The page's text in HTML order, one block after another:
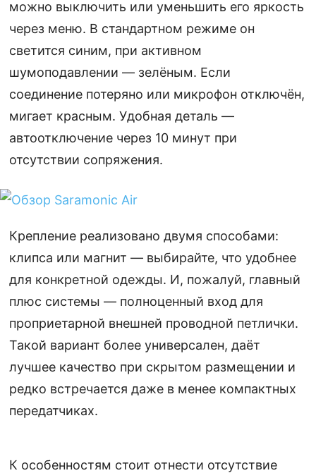
можно выключить или уменьшить его яркость
через меню. В стандартном режиме он
светится синим, при активном
шумоподавлении — зелёным. Если
соединение потеряно или микрофон отключён,
мигает красным. Удобная деталь —
автоотключение через 10 минут при
отсутствии сопряжения.
Крепление реализовано двумя способами:
клипса или магнит — выбирайте, что удобнее
для конкретной одежды. И, пожалуй, главный
плюс системы — полноценный вход для
проприетарной внешней проводной петлички.
Такой вариант более универсален, даёт
лучшее качество при скрытом размещении и
редко встречается даже в менее компактных
передатчиках.
К особенностям стоит отнести отсутствие